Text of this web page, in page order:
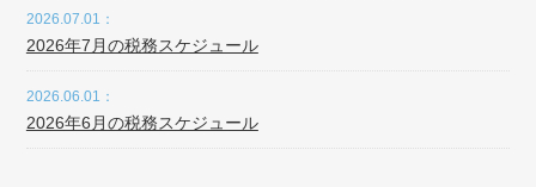
2026.07.01：
2026年7月の税務スケジュール
2026.06.01：
2026年6月の税務スケジュール